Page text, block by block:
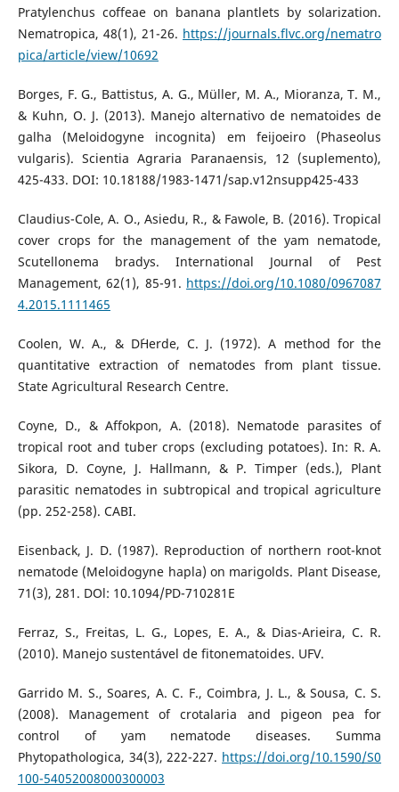
Pratylenchus coffeae on banana plantlets by solarization.
Nematropica, 48(1), 21-26. https://journals.flvc.org/nematro
pica/article/view/10692
Borges, F. G., Battistus, A. G., Müller, M. A., Mioranza, T. M.,
& Kuhn, O. J. (2013). Manejo alternativo de nematoides de
galha (Meloidogyne incognita) em feijoeiro (Phaseolus
vulgaris). Scientia Agraria Paranaensis, 12 (suplemento),
425-433. DOI: 10.18188/1983-1471/sap.v12nsupp425-433
Claudius-Cole, A. O., Asiedu, R., & Fawole, B. (2016). Tropical
cover crops for the management of the yam nematode,
Scutellonema bradys. International Journal of Pest
Management, 62(1), 85-91. https://doi.org/10.1080/0967087
4.2015.1111465
Coolen, W. A., & D´Herde, C. J. (1972). A method for the
quantitative extraction of nematodes from plant tissue.
State Agricultural Research Centre.
Coyne, D., & Affokpon, A. (2018). Nematode parasites of
tropical root and tuber crops (excluding potatoes). In: R. A.
Sikora, D. Coyne, J. Hallmann, & P. Timper (eds.), Plant
parasitic nematodes in subtropical and tropical agriculture
(pp. 252-258). CABI.
Eisenback, J. D. (1987). Reproduction of northern root-knot
nematode (Meloidogyne hapla) on marigolds. Plant Disease,
71(3), 281. DOl: 10.1094/PD-710281E
Ferraz, S., Freitas, L. G., Lopes, E. A., & Dias-Arieira, C. R.
(2010). Manejo sustentável de fitonematoides. UFV.
Garrido M. S., Soares, A. C. F., Coimbra, J. L., & Sousa, C. S.
(2008). Management of crotalaria and pigeon pea for
control of yam nematode diseases. Summa
Phytopathologica, 34(3), 222-227. https://doi.org/10.1590/S0
100-54052008000300003